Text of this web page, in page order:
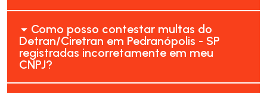
Como posso contestar multas do
Detran/Ciretran em Pedranópolis - SP
registradas incorretamente em meu
CNPJ?